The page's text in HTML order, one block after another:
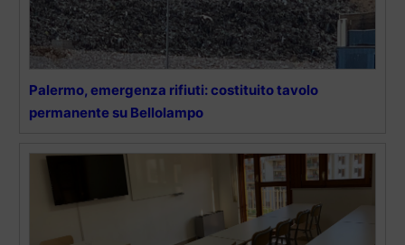
Palermo, emergenza rifiuti: costituito tavolo
permanente su Bellolampo